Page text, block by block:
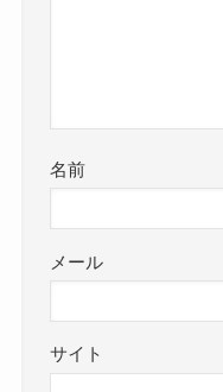
名前
メール
サイト